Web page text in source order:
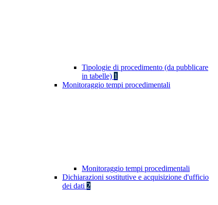
Tipologie di procedimento (da pubblicare
in tabelle) 1
Monitoraggio tempi procedimentali
Monitoraggio tempi procedimentali
Dichiarazioni sostitutive e acquisizione d'ufficio
dei dati 2